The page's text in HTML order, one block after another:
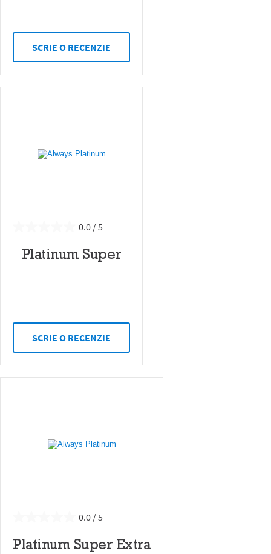
SCRIE O RECENZIE
0.0
Platinum Super
SCRIE O RECENZIE
0.0
Platinum Super Extra